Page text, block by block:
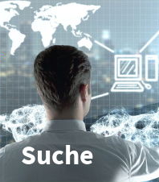
Suche